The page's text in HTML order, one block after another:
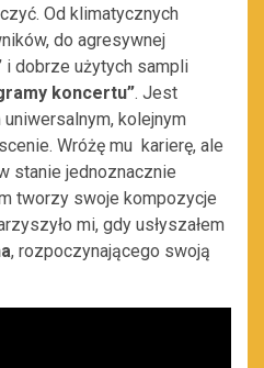
Od klimatycznych
do agresywnej
i dobrze użytych sampli
koncertu”. Jest
kolejnym
Wróżę mu karierę, ale
stanie jednoznacznie
tworzy swoje kompozycje
mi, gdy usłyszałem
, rozpoczynającego swoją